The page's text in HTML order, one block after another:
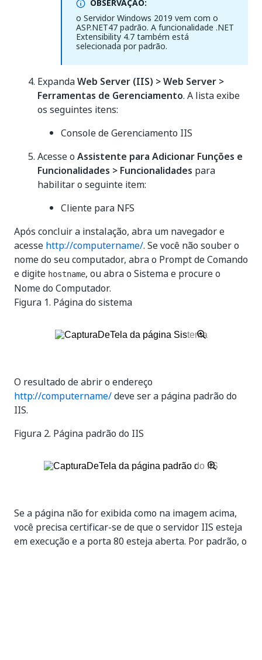
OBSERVAÇÃO:
o Servidor Windows 2019 vem com o
ASP.NET47 padrão. A funcionalidade .NET
Extensibility 4.7 também está
selecionada por padrão.
ExpandaWeb Server (IIS) > Web Server >
Ferramentas de Gerenciamento. A lista exibe
os seguintes itens:
Console de Gerenciamento IIS
Acesse o Assistente para Adicionar Funções e
Funcionalidades > Funcionalidades para
habilitar o seguinte item:
Cliente para NFS
Após concluir a instalação, abra um navegador e
acesse http://computername/. Se você não souber o
nome do seu computador, abra o Prompt de Comando
e digite hostname, ou abra o Sistema e procure o
Nome do Computador.
Figura 1. Página do sistema
O resultado de abrir o endereço
http://computername/deve ser a página padrão do
IIS.
Figura 2. Página padrão do IIS
Se a página não for exibida como na imagem acima,
você precisa certificar-se de que o servidor IIS esteja
em execução e a porta 80 esteja aberta. Por padrão, o